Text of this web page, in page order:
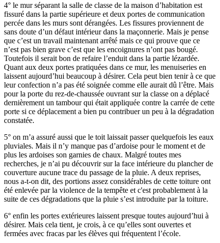
4° le mur séparant la salle de classe de la maison d’habitation est
fissuré dans la partie supérieure et deux portes de communication
percée dans les murs sont dérangées. Les fissures proviennent de
sans doute d’un défaut intérieur dans la maçonnerie. Mais je pense
que c’est un travail maintenant arrêté mais ce qui prouve que ce
n’est pas bien grave c’est que les encoignures n’ont pas bougé.
Toutefois il serait bon de refaire l’enduit dans la partie lézardée.
Quant aux deux portes pratiquées dans ce mur, les menuiseries en
laissent aujourd’hui beaucoup à désirer. Cela peut bien tenir à ce que
leur confection n’a pas été soignée comme elle aurait dû l’être. Mais
pour la porte du rez-de-chaussée ouvrant sur la classe on a déplacé
dernièrement un tambour qui était appliquée contre la carrée de cette
porte si ce déplacement a bien pu contribuer un peu à la dégradation
constatée.
5° on m’a assuré aussi que le toit laissait passer quelquefois les eaux
pluviales. Mais il n’y manque pas d’ardoise pour le moment et de
plus les ardoises son garnies de chaux. Malgré toutes mes
recherches, je n’ai pu découvrir sur la face intérieure du plancher de
couverture aucune trace du passage de la pluie. A deux reprises,
nous a-t-on dit, des portions assez considérables de cette toiture ont
été enlevée par la violence de la tempête et c'est probablement à la
suite de ces dégradations que la pluie s’est introduite par la toiture.
6° enfin les portes extérieures laissent presque toutes aujourd’hui à
désirer. Mais cela tient, je crois, à ce qu’elles sont ouvertes et
fermées avec fracas par les élèves qui fréquentent l’école.